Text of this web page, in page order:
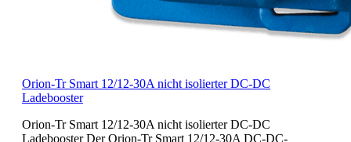
Orion-Tr Smart 12/12-30A nicht isolierter DC-DC
Ladebooster
Orion-Tr Smart 12/12-30A nicht isolierter DC-DC
Ladebooster Der Orion-Tr Smart 12/12-30A DC-DC-